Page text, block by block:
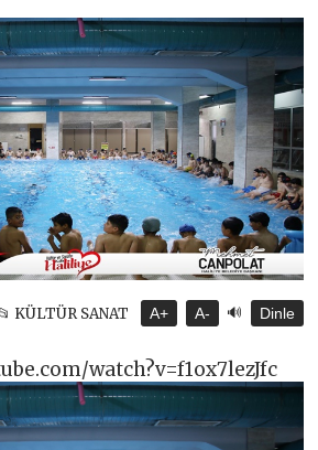
KÜLTÜR SANAT A+ A- 🔊 Dinle
watch?v=f1ox7lezJfc